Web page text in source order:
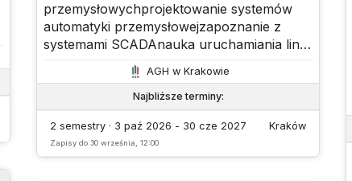
przemysłowychprojektowanie systemów
automatyki przemysłowejzapoznanie z
systemami SCADAnauka uruchamiania linii
produkcyjnych (Industry 4.0)poznanie
systemów napędowych, pneumatyki,
hydrauliki i systemów wizyjnych
AGH w Krakowie
Najbliższe terminy:
2 semestry · 3 paź 2026 - 30 cze 2027
Zapisy do 30 września, 12:00
Kraków